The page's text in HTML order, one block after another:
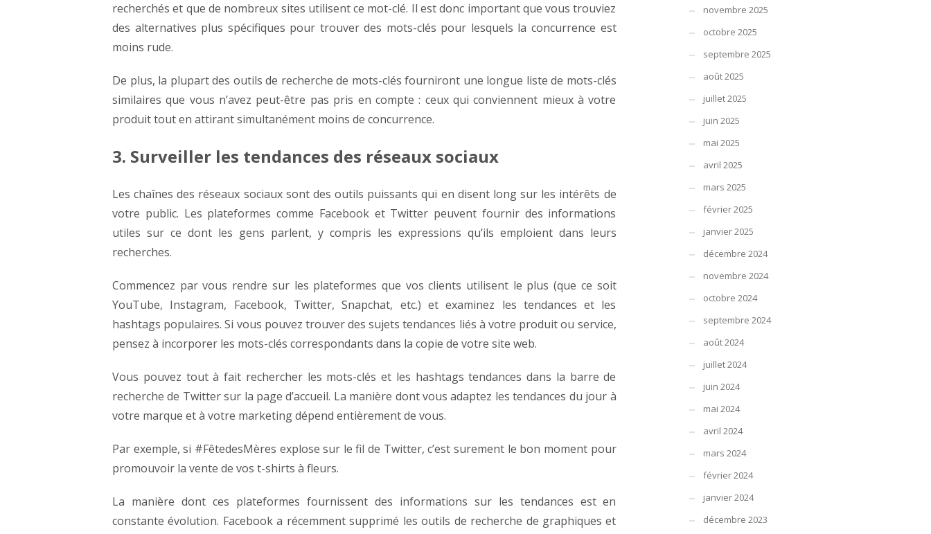
recherchés et que de nombreux sites utilisent ce mot-clé. Il est donc important que vous trouviez
des alternatives plus spécifiques pour trouver des mots-clés pour lesquels la concurrence est
moins rude.
De plus, la plupart des outils de recherche de mots-clés fourniront une longue liste de mots-clés
similaires que vous n’avez peut-être pas pris en compte : ceux qui conviennent mieux à votre
produit tout en attirant simultanément moins de concurrence.
3. Surveiller les tendances des réseaux sociaux
Les chaînes des réseaux sociaux sont des outils puissants qui en disent long sur les intérêts de
votre public. Les plateformes comme Facebook et Twitter peuvent fournir des informations
utiles sur ce dont les gens parlent, y compris les expressions qu’ils emploient dans leurs
recherches.
Commencez par vous rendre sur les plateformes que vos clients utilisent le plus (que ce soit
YouTube, Instagram, Facebook, Twitter, Snapchat, etc.) et examinez les tendances et les
hashtags populaires. Si vous pouvez trouver des sujets tendances liés à votre produit ou service,
pensez à incorporer les mots-clés correspondants dans la copie de votre site web.
Vous pouvez tout à fait rechercher les mots-clés et les hashtags tendances dans la barre de
recherche de Twitter sur la page d’accueil. La manière dont vous adaptez les tendances du jour à
votre marque et à votre marketing dépend entièrement de vous.
Par exemple, si #FêtedesMères explose sur le fil de Twitter, c’est surement le bon moment pour
promouvoir la vente de vos t-shirts à fleurs.
La manière dont ces plateformes fournissent des informations sur les tendances est en
constante évolution. Facebook a récemment supprimé les outils de recherche de graphiques et
novembre 2025
octobre 2025
septembre 2025
août 2025
juillet 2025
juin 2025
mai 2025
avril 2025
mars 2025
février 2025
janvier 2025
décembre 2024
novembre 2024
octobre 2024
septembre 2024
août 2024
juillet 2024
juin 2024
mai 2024
avril 2024
mars 2024
février 2024
janvier 2024
décembre 2023